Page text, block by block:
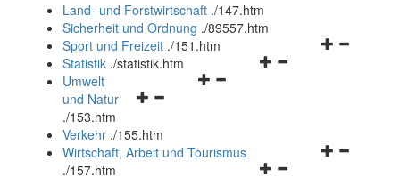
und
schließen
Land- und Forstwirtschaft ./147.htm
Sicherheit und Ordnung ./89557.htm
Navigationsmenü
Sport und Freizeit ./151.htm
Navigationsmenü
Statistik ./statistik.htm
Navigationsmenü
und
schließen
Umwelt
und Natur
./153.htm
Verkehr ./155.htm
Navigationsmenü
Wirtschaft, Arbeit und Tourismus
./157.htm